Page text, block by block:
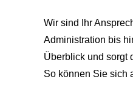
Wir sind Ihr
Administration bis
Überblick und sorgt
So können Sie sich